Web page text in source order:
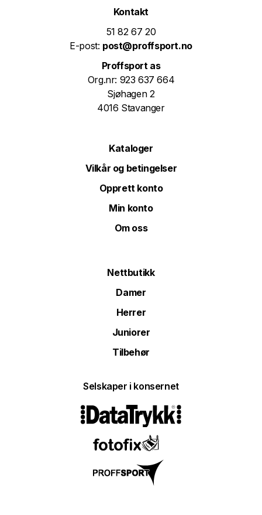
Kontakt
51 82 67 20
E-post: post@proffsport.no
Proffsport as
Org.nr: 923 637 664
Sjøhagen 2
4016 Stavanger
Kataloger
Vilkår og betingelser
Opprett konto
Min konto
Om oss
Nettbutikk
Damer
Herrer
Juniorer
Tilbehør
Selskaper i konsernet